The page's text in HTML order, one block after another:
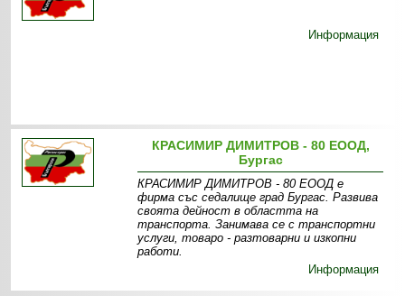
Информация
КРАСИМИР ДИМИТРОВ - 80 ЕООД,
Бургас
КРАСИМИР ДИМИТРОВ - 80 ЕООД е
фирма със седалище град Бургас. Развива
своята дейност в областта на
транспорта. Занимава се с транспортни
услуги, товаро - разтоварни и изкопни
работи.
Информация